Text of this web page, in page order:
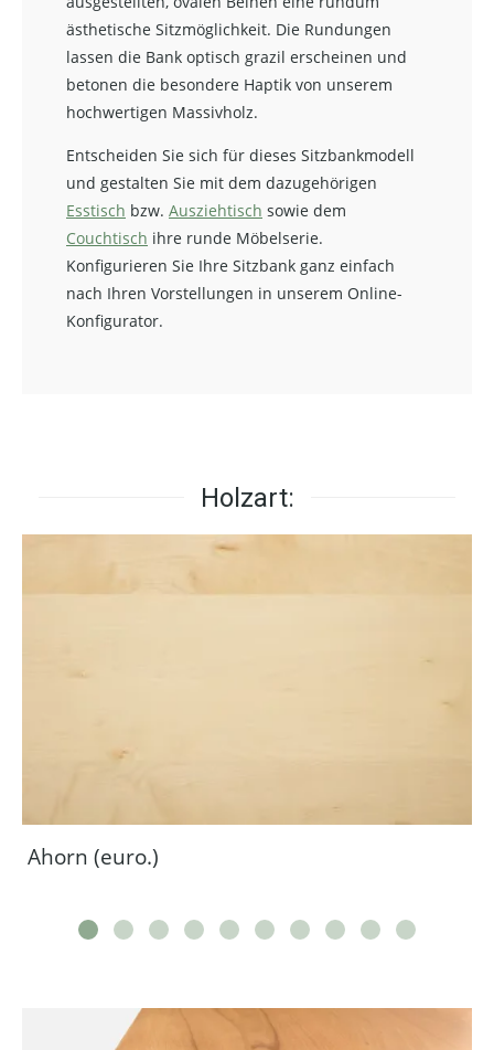
ästhetische Sitzmöglichkeit. Die Rundungen
lassen die Bank optisch grazil erscheinen und
betonen die besondere Haptik von unserem
hochwertigen Massivholz.
Entscheiden Sie sich für dieses Sitzbankmodell
und gestalten Sie mit dem dazugehörigen
Esstisch bzw. Ausziehtisch sowie dem
Couchtisch ihre runde Möbelserie.
Konfigurieren Sie Ihre Sitzbank ganz einfach
nach Ihren Vorstellungen in unserem Online-
Konfigurator.
Holzart:
Ahorn (euro.)